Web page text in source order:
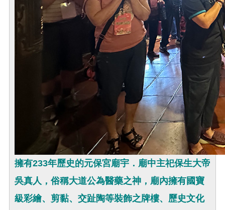
擁有233年歷史的元保宮廟宇．廟中主祀保生大帝
吳真人，俗稱大道公為醫藥之神，廟內擁有國寶
級彩繪、剪黏、交趾陶等裝飾之牌樓、歷史文化